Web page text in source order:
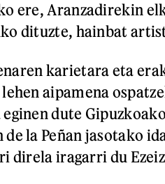
ere, Aranzadirekin
dituzte, hainbat
karietara eta
aipamena
dute
de la Peñan jasotako
direla iragarri du